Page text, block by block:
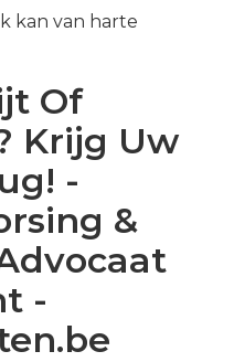
kan van harte
Of
Krijg Uw
-
&
-